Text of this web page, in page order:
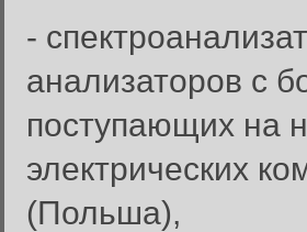
-
анализаторов с
поступающих на
электрических
(Польша),